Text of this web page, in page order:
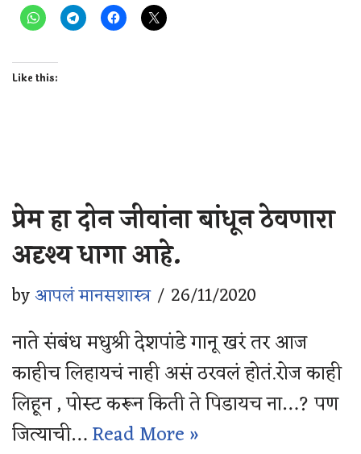
Like this:
प्रेम हा दोन जीवांना बांधून ठेवणारा
अदृश्य धागा आहे.
byआपलं मानसशास्त्र 26/11/2020
नाते संबंध मधुश्री देशपांडे गानू खरं तर आज
काहीच लिहायचं नाही असं ठरवलं होतं.रोज काही
लिहून , पोस्ट करून किती ते पिडायच ना…? पण
जित्याची…Read More »